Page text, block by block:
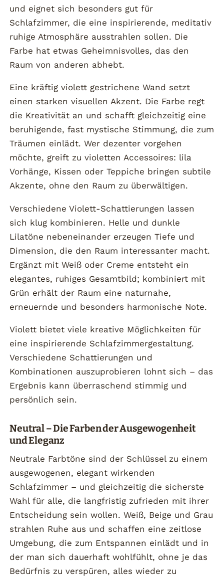
und eignet sich besonders gut für
Schlafzimmer, die eine inspirierende, meditativ
ruhige Atmosphäre ausstrahlen sollen. Die
Farbe hat etwas Geheimnisvolles, das den
Raum von anderen abhebt.
Eine kräftig violett gestrichene Wand setzt
einen starken visuellen Akzent. Die Farbe regt
die Kreativität an und schafft gleichzeitig eine
beruhigende, fast mystische Stimmung, die zum
Träumen einlädt. Wer dezenter vorgehen
möchte, greift zu violetten Accessoires: lila
Vorhänge, Kissen oder Teppiche bringen subtile
Akzente, ohne den Raum zu überwältigen.
Verschiedene Violett-Schattierungen lassen
sich klug kombinieren. Helle und dunkle
Lilatöne nebeneinander erzeugen Tiefe und
Dimension, die den Raum interessanter macht.
Ergänzt mit Weiß oder Creme entsteht ein
elegantes, ruhiges Gesamtbild; kombiniert mit
Grün erhält der Raum eine naturnahe,
erneuernde und besonders harmonische Note.
Violett bietet viele kreative Möglichkeiten für
eine inspirierende Schlafzimmergestaltung.
Verschiedene Schattierungen und
Kombinationen auszuprobieren lohnt sich – das
Ergebnis kann überraschend stimmig und
persönlich sein.
Neutral – Die Farben der Ausgewogenheit
und Eleganz
Neutrale Farbtöne sind der Schlüssel zu einem
ausgewogenen, elegant wirkenden
Schlafzimmer – und gleichzeitig die sicherste
Wahl für alle, die langfristig zufrieden mit ihrer
Entscheidung sein wollen. Weiß, Beige und Grau
strahlen Ruhe aus und schaffen eine zeitlose
Umgebung, die zum Entspannen einlädt und in
der man sich dauerhaft wohlfühlt, ohne je das
Bedürfnis zu verspüren, alles wieder zu